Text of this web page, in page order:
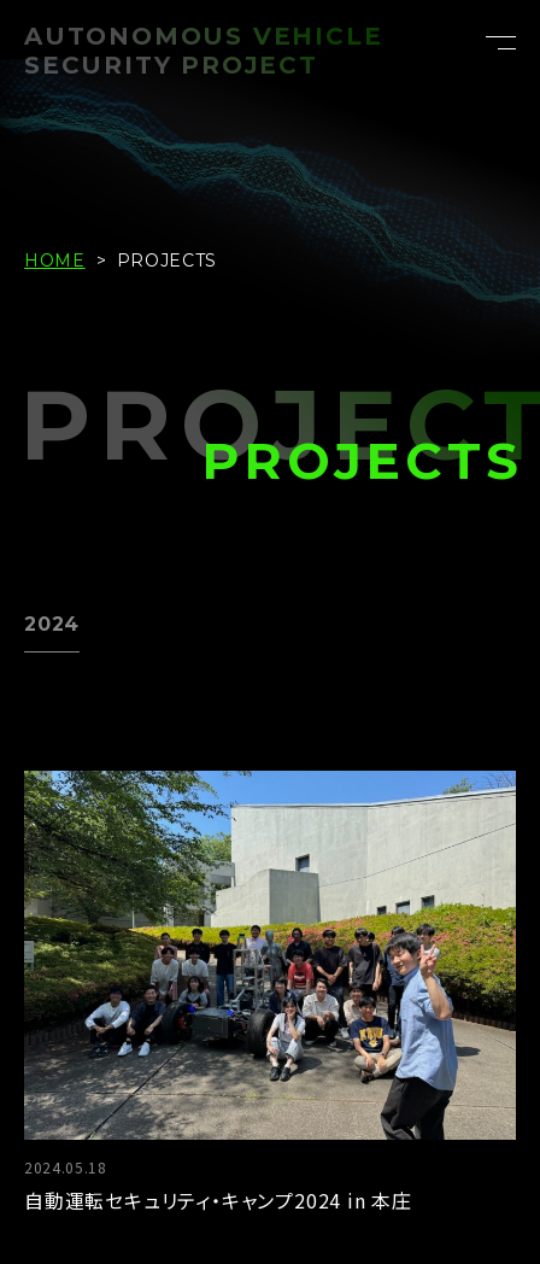
AUTONOMOUS VEHICLE
SECURITY PROJECT
HOME PROJECTS
2024
2024.05.18
自動運転セキュリティ・キャンプ2024 in 本庄
NEWS
CONTACT